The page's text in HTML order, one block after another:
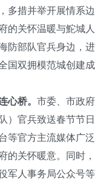
措并举开展情系边
的关怀温暖与鮀城人
防部队官兵身边，进
国双拥模范城创建成
心桥。 市委、市政府
）官兵致送春节节日
等官方主流媒体广泛
的关怀暖意。同时，
军人事务局公众号等